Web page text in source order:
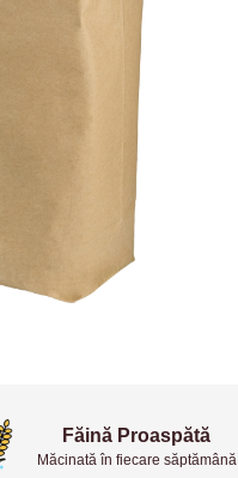
Făină Proaspătă
Măcinată în fiecare săptămână